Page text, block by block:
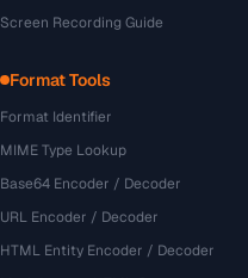
Screen Recording Guide
Format Tools
Format Identifier
MIME Type Lookup
Base64 Encoder / Decoder
URL Encoder / Decoder
HTML Entity Encoder / Decoder